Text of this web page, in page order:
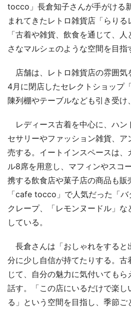
tocco」長倉知子さんが手がける
まれてきたレトロ雑貨店「らりる
「古着や雑貨、飲食を通じて、
さなマルシェのような空間を目指
店舗は、レトロ雑貨店の雰囲気
4月に閉店したセレクトショップ
陳列棚やテーブルなども引き受け
レディース古着を中心に、ハン
セサリーやファッション雑貨、ア
売する。イートインスペースは
ル8席を用意し、マフィンやスコ
携する飲食店や菓子店の商品も販
「cafe tocco」で人気だった「
クレープ、「レモンヌードル」
している。
長倉さんは「おしゃれをすると
分に少し自信が持てたりする。古
じて、自分の魅力に気付いてもら
話す。「この店にいるだけで楽し
る」という空間を目指し、季節